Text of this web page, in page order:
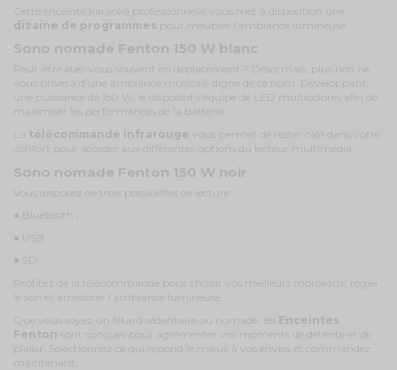
Cette enceinte karaoké professionnelle vous met à disposition une
dizaine de programmes pour meubler l’ambiance lumineuse.
Sono nomade Fenton 150 W blanc
Peut-être êtes-vous souvent en déplacement ? Désormais, plus rien ne
vous privera d’une ambiance musicale digne de ce nom. Développant
une puissance de 150 W, le dispositif s’équipe de LED multicolores afin de
maximiser les performances de la batterie.
La télécommande infrarouge vous permet de rester calé dans votre
confort pour accéder aux différentes options du lecteur multimédia.
Sono nomade Fenton 150 W noir
Vous disposez de trois possibilités de lecture :
● Bluetooth ;
● USB ;
● SD.
Profitez de la télécommande pour choisir vos meilleurs morceaux, régler
le son et améliorer l’ambiance lumineuse.
Que vous soyez un fêtard sédentaire ou nomade, les Enceintes
Fenton
sont conçues pour agrémenter vos moments de détente et de
plaisir. Sélectionnez ce qui répond le mieux à vos envies et commandez
maintenant.